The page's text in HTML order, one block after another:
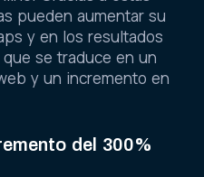
pueden aumentar su
y en los resultados
se traduce en un
y un incremento en
del 300%